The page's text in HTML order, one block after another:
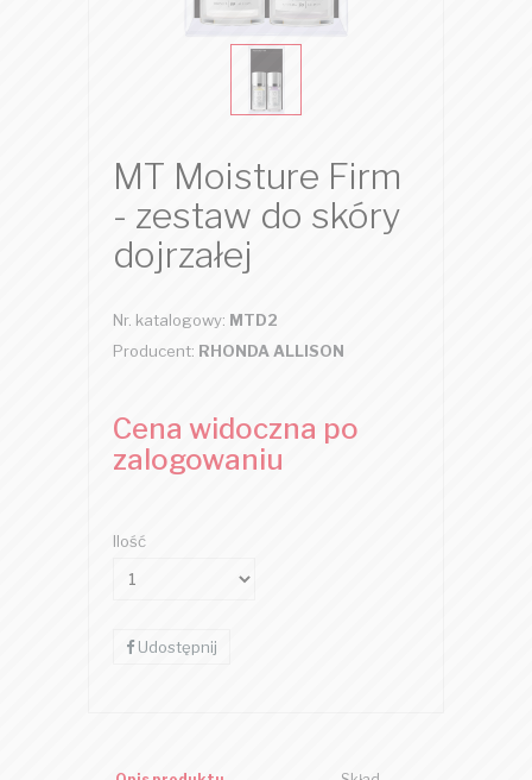
MT Moisture Firm
- zestaw do skóry
dojrzałej
Nr. katalogowy: MTD2
Producent: RHONDA ALLISON
Cena widoczna po
zalogowaniu
Ilość
Udostępnij